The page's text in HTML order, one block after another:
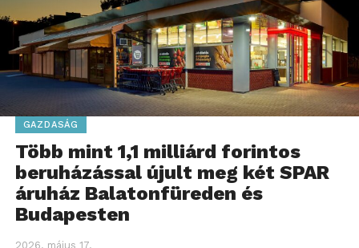
GAZDASÁG
Több mint 1,1 milliárd forintos
beruházással újult meg két SPAR
áruház Balatonfüreden és
Budapesten
2026. május 17.